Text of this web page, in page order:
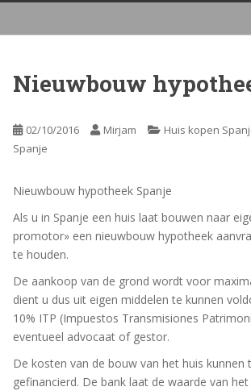
Nieuwbouw
02/10/2016 Mirjam Huis kopen
Spanje
Nieuwbouw hypotheek Spanje
Als u in Spanje een huis laat bouwen naar
promotor» een nieuwbouw hypotheek
te houden.
De aankoop van de grond wordt voor
dient u dus uit eigen middelen te kunnen
10% ITP (Impuestos Transmisiones
eventueel advocaat of gestor.
De kosten van de bouw van het huis
gefinancierd. De bank laat de waarde van